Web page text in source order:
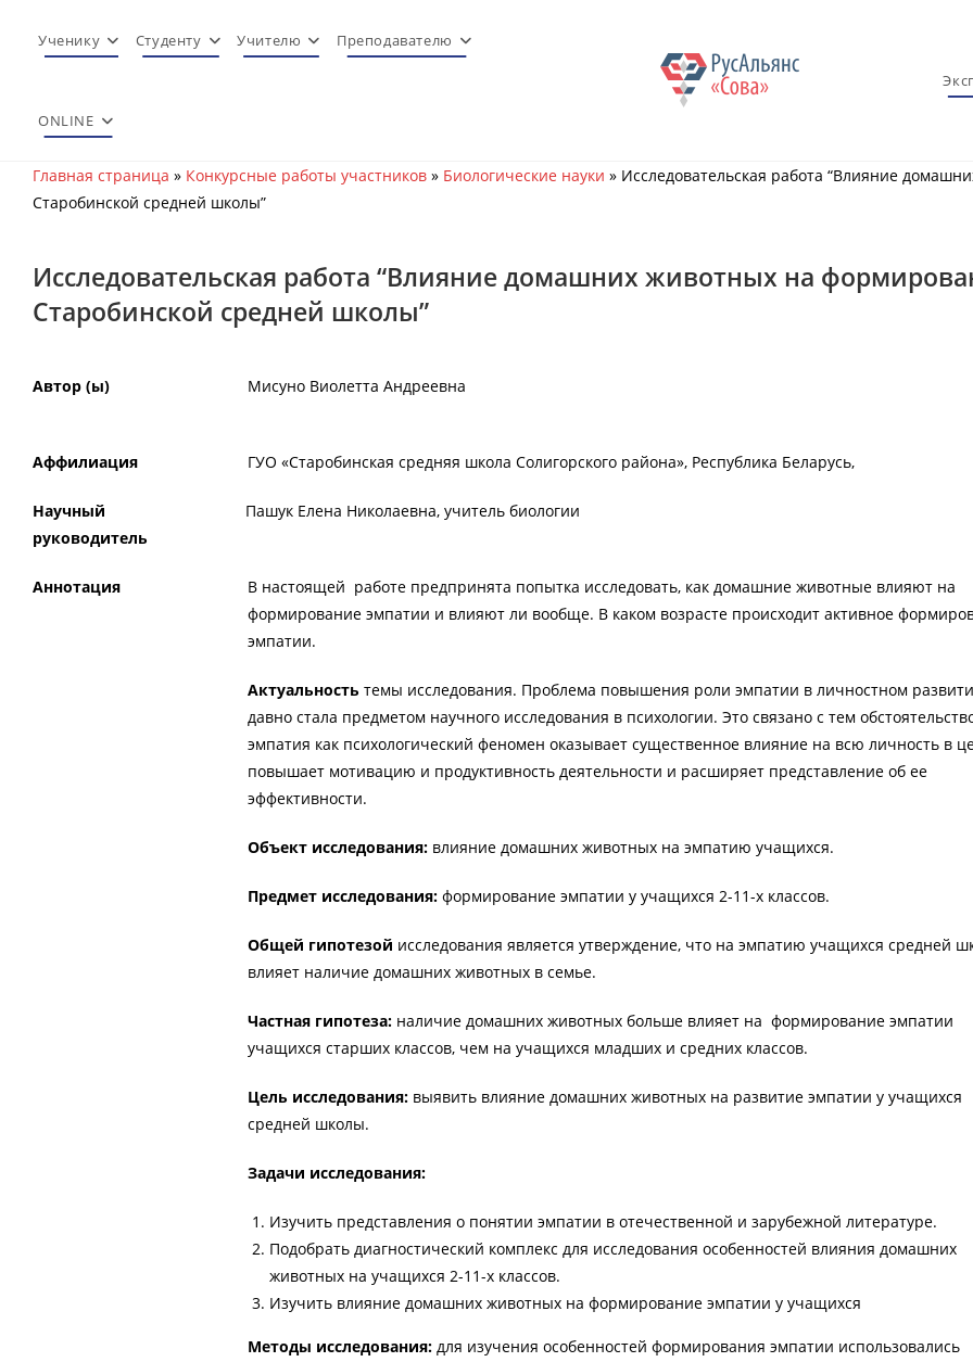
Ученику Студенту Учителю Преподавателю
ONLINE
Главная страница » Конкурсные работы участников » Биологические науки » Исследовательская работа “Влияние
Старобинской средней школы”
Исследовательская работа “Влияние домашних животных на
Старобинской средней школы”
Автор (ы) Мисуно Виолетта Андреевна
Аффилиация ГУО «Старобинская средняя школа Солигорского района», Республика Беларусь,
Научный
руководитель
Пашук Елена Николаевна, учитель биологии
Аннотация
В настоящей работе предпринята попытка исследовать, как домашние животные влияют на
формирование эмпатии и влияют ли вообще. В каком возрасте происходит активное
эмпатии.
Актуальность темы исследования. Проблема повышения роли эмпатии в личностном
давно стала предметом научного исследования в психологии. Это связано с тем
эмпатия как психологический феномен оказывает существенное влияние на всю личность в
повышает мотивацию и продуктивность деятельности и расширяет представление об ее
эффективности.
Объект исследования: влияние домашних животных на эмпатию учащихся.
Предмет исследования: формирование эмпатии у учащихся 2-11-х классов.
Общей гипотезой исследования является утверждение, что на эмпатию учащихся средней
влияет наличие домашних животных в семье.
Частная гипотеза: наличие домашних животных больше влияет на формирование эмпатии
учащихся старших классов, чем на учащихся младших и средних классов.
Цель исследования: выявить влияние домашних животных на развитие эмпатии у учащихся
средней школы.
Задачи исследования:
Изучить представления о понятии эмпатии в отечественной и зарубежной литературе.
Подобрать диагностический комплекс для исследования особенностей влияния домашних
животных на учащихся 2-11-х классов.
Изучить влияние домашних животных на формирование эмпатии у учащихся
Методы исследования: для изучения особенностей формирования эмпатии использовались